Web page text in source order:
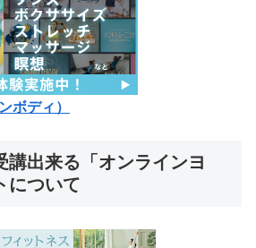
ボディ）
講出来る「オンラインヨ
について